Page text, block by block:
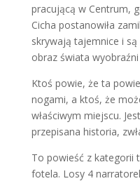
pracującą w Centrum,
Cicha postanowiła
skrywają tajemnice i
obraz świata
Ktoś powie, że ta
nogami, a ktoś, że
właściwym miejscu.
przepisana historia,
To powieść z kategorii
fotela. Losy 4